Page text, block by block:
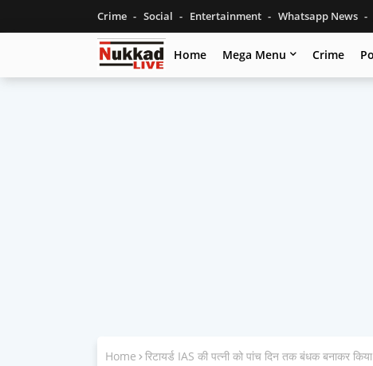
Crime Social Entertainment Whatsapp News
Home Mega Menu Crime
Home र‍िटायर्ड IAS की पत्नी को पांच द‍िन तक बंधक बनाकर